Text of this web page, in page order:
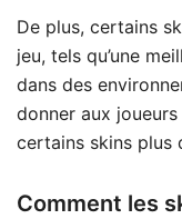
De plus, certains
jeu, tels qu’une
dans des
donner aux
certains skins plus
Comment les